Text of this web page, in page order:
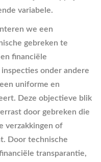
variabele.
we een
gebreken te
financiële
onder andere
uniforme en
Deze objectieve blik
door gebreken die
verzakkingen of
Door technische
transparantie,